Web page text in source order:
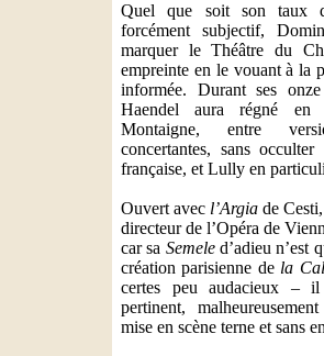
Quel que soit son taux
forcément subjectif,
marquer le Théâtre du
empreinte en le vouant à la
informée. Durant ses
Haendel aura régné en
Montaigne, entre
concertantes, sans
française, et Lully en
Ouvert avec l’Argia de
directeur de l’Opéra de
car sa Semeled’adieu n’est
création parisienne de la
certes peu audacieux –
pertinent,
mise en scène terne et sans